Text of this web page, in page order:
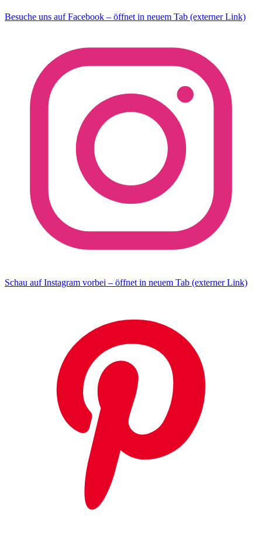
Besuche uns auf Facebook – öffnet in neuem Tab (externer Link)
Schau auf Instagram vorbei – öffnet in neuem Tab (externer Link)